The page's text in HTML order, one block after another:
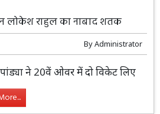
लोकेश राहुल का नाबाद शतक
ByAdministrator
ने 20वें ओवर में दो विकेट लिए